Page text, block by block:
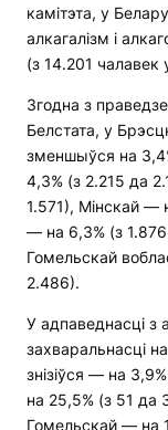
камітэта, у
алкагалізм і
(з 14.201
Згодна з
Белстата, у
зменшыўся на
4,3% (з 2.215 да
1.571), Мінскай —
— на 6,3% (з
Гомельскай
2.486).
У адпаведнасці з
захваральнасці
знізіўся — на
на 25,5% (з 51 да
Гомельскай — на